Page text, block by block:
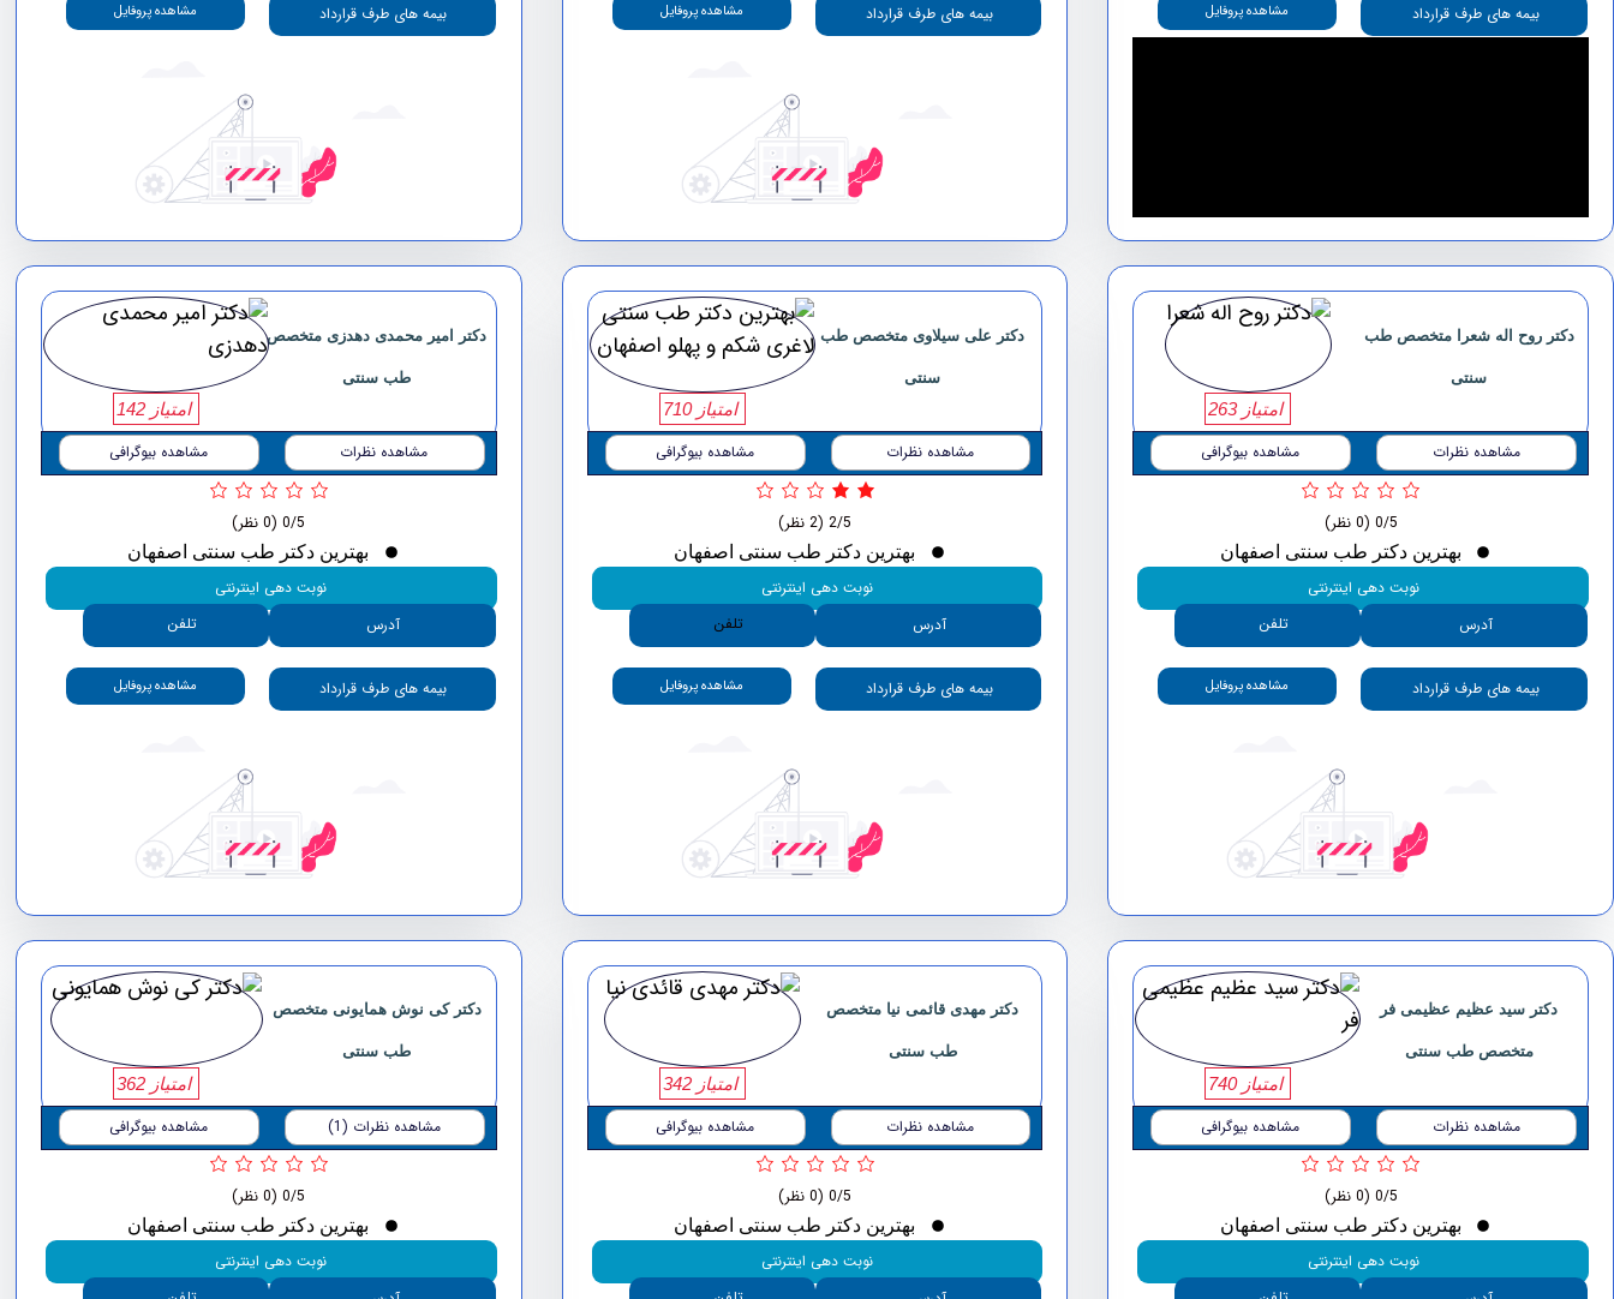
بیمه های طرف قرارداد مشاهده پروفایل بیمه های طرف قرارداد مشاهده پروفایل بیمه های طرف قرارداد مشاهده پروفایل
دکتر روح اله شعرا متخصص طب
سنتی
امتیاز 263
مشاهده نظرات مشاهده بیوگرافی
0/5 (0 نظر)
بهترین دکتر طب سنتی اصفهان
نوبت دهی اینترنتی
آدرس
تلفن
بیمه های طرف قرارداد مشاهده پروفایل
دکتر علی سیلاوی متخصص طب
سنتی
امتیاز 710
مشاهده نظرات مشاهده بیوگرافی
2/5 (2 نظر)
بهترین دکتر طب سنتی اصفهان
نوبت دهی اینترنتی
آدرس
تلفن
بیمه های طرف قرارداد مشاهده پروفایل
دکتر امیر محمدی دهدزی متخصص
طب سنتی
امتیاز 142
مشاهده نظرات مشاهده بیوگرافی
0/5 (0 نظر)
بهترین دکتر طب سنتی اصفهان
نوبت دهی اینترنتی
آدرس
تلفن
بیمه های طرف قرارداد مشاهده پروفایل
دکتر سید عظیم عظیمی فر
متخصص طب سنتی
امتیاز 740
مشاهده نظرات مشاهده بیوگرافی
0/5 (0 نظر)
بهترین دکتر طب سنتی اصفهان
نوبت دهی اینترنتی
دکتر مهدی قائمی نیا متخصص
طب سنتی
امتیاز 342
مشاهده نظرات مشاهده بیوگرافی
0/5 (0 نظر)
بهترین دکتر طب سنتی اصفهان
نوبت دهی اینترنتی
دکتر کی نوش همایونی متخصص
طب سنتی
امتیاز 362
مشاهده نظرات (1) مشاهده بیوگرافی
0/5 (0 نظر)
بهترین دکتر طب سنتی اصفهان
نوبت دهی اینترنتی